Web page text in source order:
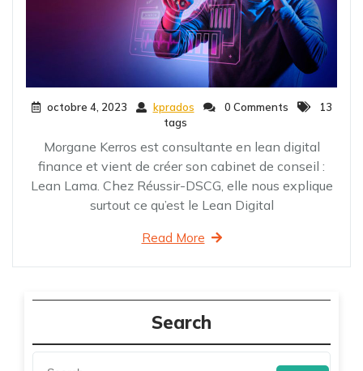
octobre 4, 2023 kprados 0 Comments
13
tags
Morgane Kerros est consultante en lean digital
finance et vient de créer son cabinet de conseil :
Lean Lama. Chez Réussir-DSCG, elle nous explique
surtout ce qu’est le Lean Digital
Read More
Search